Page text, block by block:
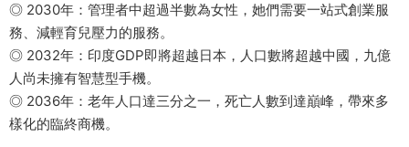
◎ 2030年：管理者中超過半數為女性，她們需要一站式創業服
務、減輕育兒壓力的服務。
◎ 2032年：印度GDP即將超越日本，人口數將超越中國，九億
人尚未擁有智慧型手機。
◎ 2036年：老年人口達三分之一，死亡人數到達巔峰，帶來多
樣化的臨終商機。